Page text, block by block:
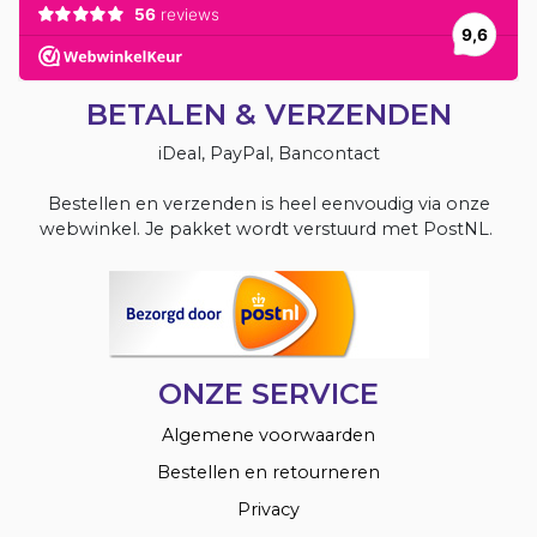
BETALEN & VERZENDEN
iDeal, PayPal, Bancontact
Bestellen en verzenden is heel eenvoudig via onze
webwinkel. Je pakket wordt verstuurd met PostNL.
ONZE SERVICE
Algemene voorwaarden
Bestellen en retourneren
Privacy